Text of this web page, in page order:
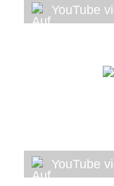
YouTube
YouTube